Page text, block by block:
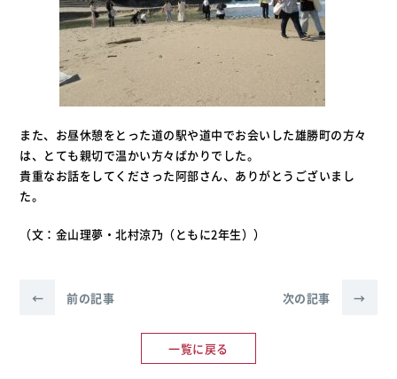
また、お昼休憩をとった道の駅や道中でお会いした雄勝町の方々
は、とても親切で温かい方々ばかりでした。
貴重なお話をしてくださった阿部さん、ありがとうございまし
た。
（文：金山理夢・北村涼乃（ともに2年生））
← 前の記事
一覧に戻る
次の記事 →